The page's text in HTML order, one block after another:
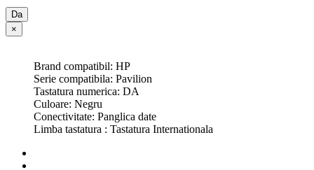
Da
×
Brand compatibil: HP
Serie compatibila: Pavilion
Tastatura numerica: DA
Culoare: Negru
Conectivitate: Panglica date
Limba tastatura : Tastatura Internationala